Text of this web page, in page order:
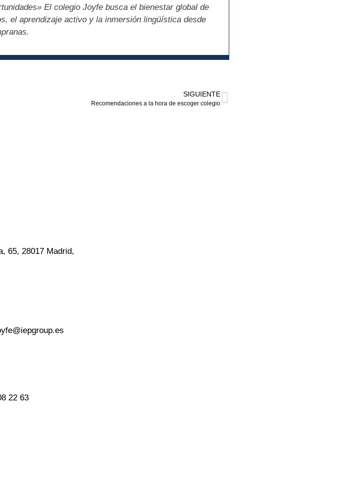
El colegio Joyfe busca el bienestar global de
el aprendizaje activo y la inmersión lingüística desde
SIGUIENTE
Recomendaciones a la hora de escoger colegio
65, 28017 Madrid,
22 63